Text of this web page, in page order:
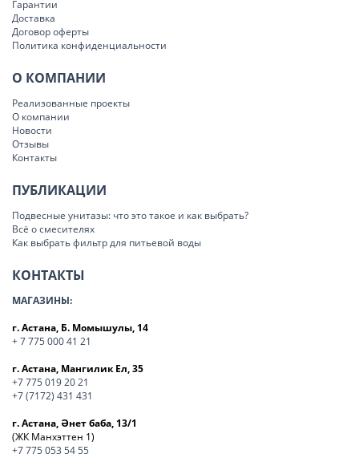
Гарантии
Доставка
Договор оферты
Политика конфиденциальности
О КОМПАНИИ
Реализованные проекты
О компании
Новости
Отзывы
Контакты
ПУБЛИКАЦИИ
Подвесные унитазы: что это такое и как выбрать?
Всё о смесителях
Как выбрать фильтр для питьевой воды
КОНТАКТЫ
МАГАЗИНЫ:
г. Астана, Б. Момышулы, 14
+ 7 775 000 41 21
г. Астана, Мангилик Ел, 35
+7 775 019 20 21
+7 (7172) 431 431
г. Астана, Әнет баба, 13/1
(ЖК Манхэттен 1)
+7 775 053 54 55